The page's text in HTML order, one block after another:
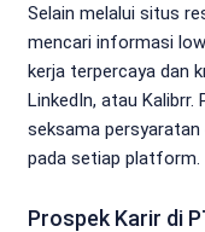
Selain melalui situs
mencari informasi
kerja terpercaya dan
LinkedIn, atau
seksama
pada setiap platform.
Prospek Karir di